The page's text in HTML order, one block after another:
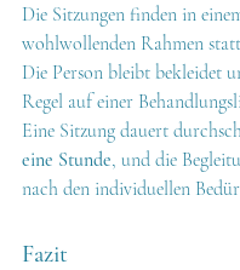
Die Sitzungen finden in
wohlwollenden Rahmen
Die Person bleibt bekleidet
Regel auf einer
Eine Sitzung dauert
eine Stunde, und die
nach den individuellen
Fazit